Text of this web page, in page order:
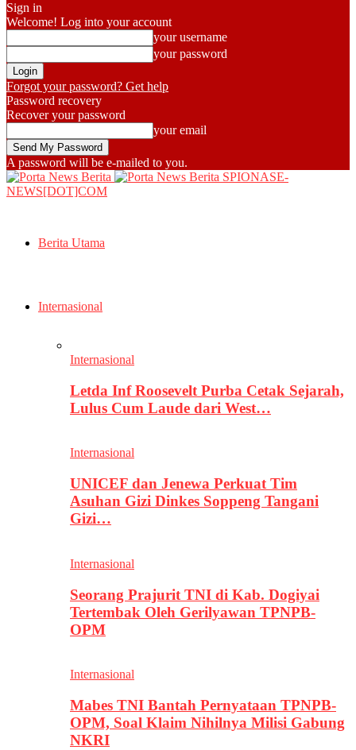
Sign in
Welcome! Log into your account
your username
your password
Forgot your password? Get help
Password recovery
Recover your password
your email
A password will be e-mailed to you.
SPIONASE-
NEWS[DOT]COM
Berita Utama
Internasional
Internasional
Letda Inf Roosevelt Purba Cetak Sejarah,
Lulus Cum Laude dari West…
Internasional
UNICEF dan Jenewa Perkuat Tim
Asuhan Gizi Dinkes Soppeng Tangani
Gizi…
Internasional
Seorang Prajurit TNI di Kab. Dogiyai
Tertembak Oleh Gerilyawan TPNPB-
OPM
Internasional
Mabes TNI Bantah Pernyataan TPNPB-
OPM, Soal Klaim Nihilnya Milisi Gabung
NKRI